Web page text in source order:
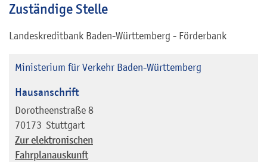
Zuständige Stelle
Landeskreditbank Baden-Württemberg - Förderbank
Ministerium für Verkehr Baden-Württemberg
Hausanschrift
Dorotheenstraße 8
70173 Stuttgart
Zur elektronischen
Fahrplanauskunft